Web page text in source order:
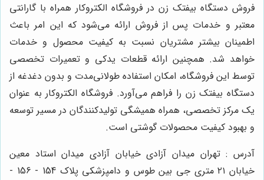
فروش دستگاه بیفتک زن در فروشگاه الکتروکار همراه با گارانتی
معتبر و خدمات پس از فروش ارائه می‌شود که این امر باعث
اطمینان بیشتر مشتریان نسبت به کیفیت محصول و خدمات
خواهد شد. همچنین ارائه قطعات یدکی و تعمیرات تخصصی
توسط این فروشگاه، امکان استفاده طولانی‌مدت و بدون دغدغه از
دستگاه بیفتک زن را فراهم می‌آورد. فروشگاه الکتروکار به عنوان
یک مرکز تخصصی، همراه همیشگی تولیدکنندگان در مسیر توسعه
و بهبود کیفیت محصولات گوشتی است.
آدرس : تهران میدان آزادی خیابان آزادی میدان استاد معین
خیابان ۲۱ متری جی بین طوس و دامپزشکی پلاک 154 - 156 -